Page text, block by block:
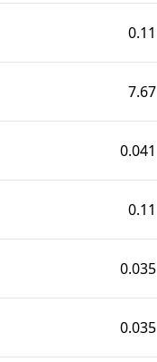
0.11
7.67
0.041
0.11
0.035
0.035